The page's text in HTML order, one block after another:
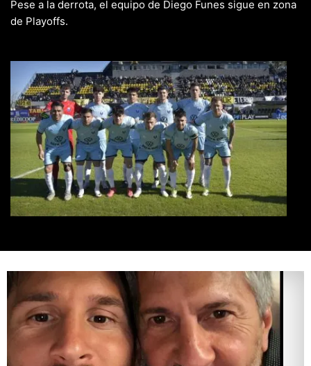
Pese a la derrota, el equipo de Diego Funes sigue en zona
de Playoffs.